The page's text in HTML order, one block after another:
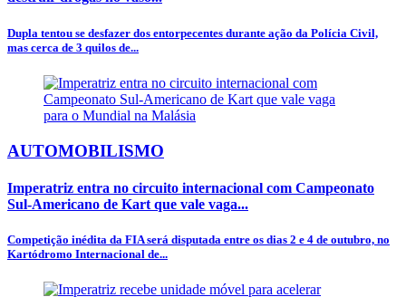
Dupla tentou se desfazer dos entorpecentes durante ação da Polícia Civil,
mas cerca de 3 quilos de...
AUTOMOBILISMO
Imperatriz entra no circuito internacional com Campeonato
Sul-Americano de Kart que vale vaga...
Competição inédita da FIA será disputada entre os dias 2 e 4 de outubro, no
Kartódromo Internacional de...